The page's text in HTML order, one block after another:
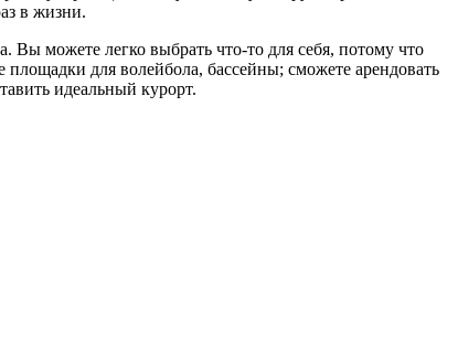
в жизни.
Вы можете легко выбрать что-то для себя, потому что
для волейбола, бассейны; сможете арендовать
идеальный курорт.